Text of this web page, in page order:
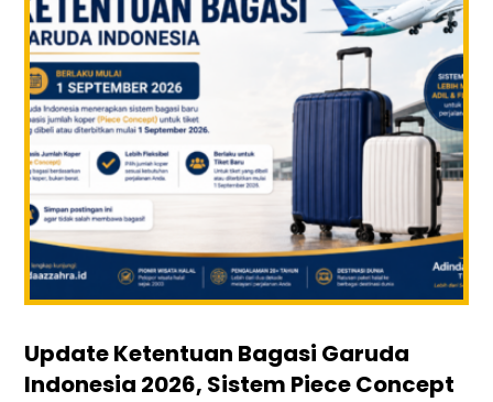
Update Ketentuan Bagasi Garuda
Indonesia 2026, Sistem Piece Concept